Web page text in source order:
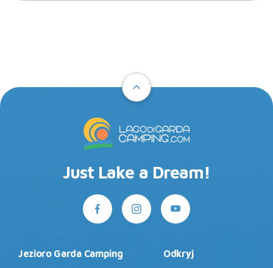
Just Lake a Dream!
Jezioro Garda Camping Odkryj